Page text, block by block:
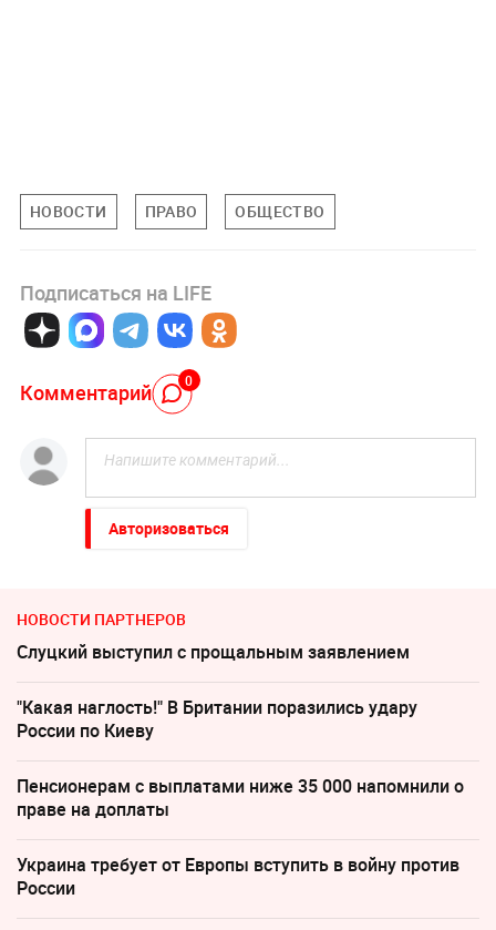
НОВОСТИ ПРАВО ОБЩЕСТВО
Подписаться на LIFE
Комментарий 0
Авторизоваться
НОВОСТИ ПАРТНЕРОВ
Слуцкий выступил с прощальным заявлением
"Какая наглость!" В Британии поразились удару
России по Киеву
Пенсионерам с выплатами ниже 35 000 напомнили о
праве на доплаты
Украина требует от Европы вступить в войну против
России